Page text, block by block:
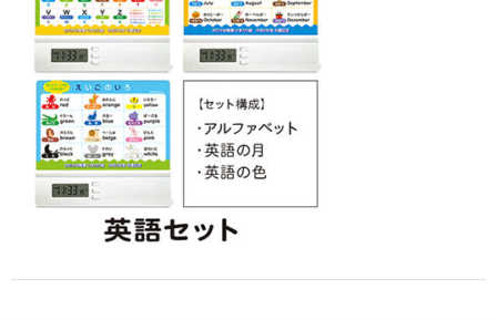
目覚まし時計(集合＋個別)
メロディ時計(集合)
音声時計(集合)
目覚まし時計(個別)
お絵かきギャラリープラス(絵＋個別)
メロディ時計(個別)